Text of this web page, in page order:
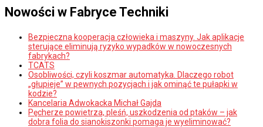
Nowości w Fabryce Techniki
Bezpieczna kooperacja człowieka i maszyny. Jak aplikacje
sterujące eliminują ryzyko wypadków w nowoczesnych
fabrykach?
TCATS
Osobliwości, czyli koszmar automatyka. Dlaczego robot
„głupieje” w pewnych pozycjach i jak ominąć te pułapki w
kodzie?
Kancelaria Adwokacka Michał Gajda
Pęcherze powietrza, pleśń, uszkodzenia od ptaków – jak
dobra folia do sianokiszonki pomaga je wyeliminować?